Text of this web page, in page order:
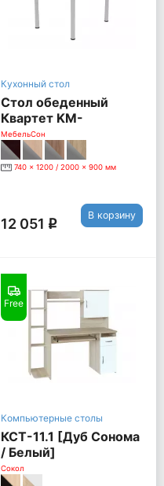
Кухонный стол
Стол обеденный
Квартет KM-
0201.1544, дуб
сонома
МебельСон
740 x 1200 / 2000 x 900 мм
12 051 q
В корзину
Free
Компьютерные столы
КСТ-11.1 [Дуб Сонома
/ Белый]
Сокол